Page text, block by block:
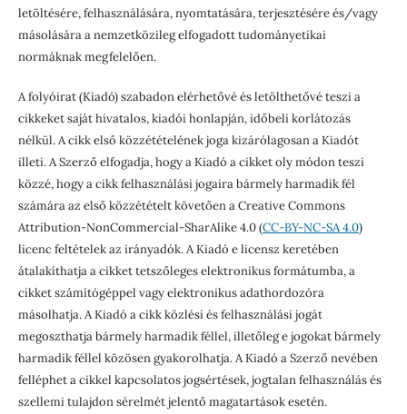
letöltésére, felhasználására, nyomtatására, terjesztésére és/vagy
másolására a nemzetközileg elfogadott tudományetikai
normáknak megfelelően.
A folyóirat (Kiadó) szabadon elérhetővé és letölthetővé teszi a
cikkeket saját hivatalos, kiadói honlapján, időbeli korlátozás
nélkül. A cikk első közzétételének joga kizárólagosan a Kiadót
illeti. A Szerző elfogadja, hogy a Kiadó a cikket oly módon teszi
közzé, hogy a cikk felhasználási jogaira bármely harmadik fél
számára az első közzétételt követően a Creative Commons
Attribution-NonCommercial-SharAlike 4.0 (CC-BY-NC-SA 4.0)
licenc feltételek az irányadók. A Kiadó e licensz keretében
átalakíthatja a cikket tetszőleges elektronikus formátumba, a
cikket számítógéppel vagy elektronikus adathordozóra
másolhatja. A Kiadó a cikk közlési és felhasználási jogát
megoszthatja bármely harmadik féllel, illetőleg e jogokat bármely
harmadik féllel közösen gyakorolhatja. A Kiadó a Szerző nevében
felléphet a cikkel kapcsolatos jogsértések, jogtalan felhasználás és
szellemi tulajdon sérelmét jelentő magatartások esetén.